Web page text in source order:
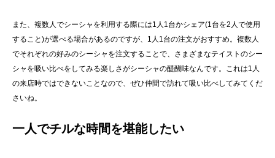
また、複数人でシーシャを利用する際には1人1台かシェア(1台を2人で使用
すること)が選べる場合があるのですが、1人1台の注文がおすすめ。複数人
でそれぞれの好みのシーシャを注文することで、さまざまなテイストのシー
シャを吸い比べをしてみる楽しさがシーシャの醍醐味なんです。これは1人
の来店時ではできないことなので、ぜひ仲間で訪れて吸い比べしてみてくだ
さいね。
一人でチルな時間を堪能したい